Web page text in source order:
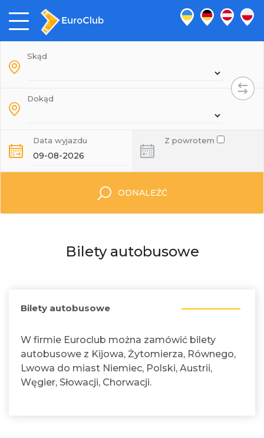
Skąd
Dokąd
Data wyjazdu Z powrotem
ODNALEŹĆ
Bilety autobusowe
Bilety autobusowe
W firmie Euroclub można zamówić bilety
autobusowe z Kijowa, Żytomierza, Równego,
Lwowa do miast Niemiec, Polski, Austrii,
Węgier, Słowacji, Chorwacji.